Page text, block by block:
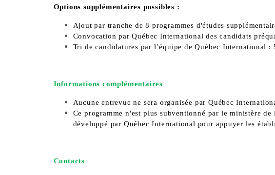
Options supplémentaires possibles :
Ajout par tranche de 8 programmes d'études
Convocation par Québec International des candidats
Tri de candidatures par l’équipe de Québec International :
Informations complémentaires
Aucune entrevue ne sera organisée par Québec
Ce programme n'est plus subventionné par le ministère
développé par Québec International pour appuyer les
Contacts